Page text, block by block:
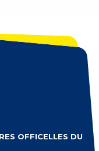
OFFICELLES DU